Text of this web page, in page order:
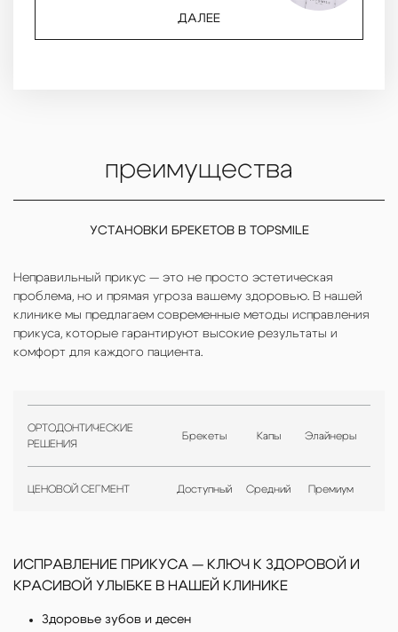
ДАЛЕЕ
преимущества
УСТАНОВКИ БРЕКЕТОВ В TOPSMILE
Неправильный прикус — это не просто эстетическая
проблема, но и прямая угроза вашему здоровью. В нашей
клинике мы предлагаем современные методы исправления
прикуса, которые гарантируют высокие результаты и
комфорт для каждого пациента.
ОРТОДОНТИЧЕСКИЕ
РЕШЕНИЯ
Брекеты Капы Элайнеры
ЦЕНОВОЙ СЕГМЕНТ Доступный Средний Премиум
ИСПРАВЛЕНИЕ ПРИКУСА — КЛЮЧ К ЗДОРОВОЙ И
КРАСИВОЙ УЛЫБКЕ В НАШЕЙ КЛИНИКЕ
Здоровье зубов и десен